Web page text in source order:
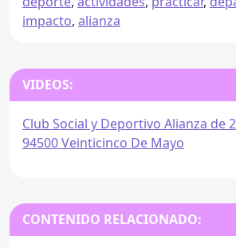
impacto, alianza
VIDEOS:
Club Social y Deportivo Alianza de
94500 Veinticinco De Mayo
CONTENIDO RELACIONADO: